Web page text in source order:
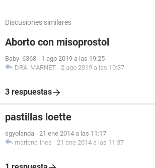
Discusiones similares
Aborto con misoprostol
Baby_6368 - 1 ago 2019 a las 19:25
DRA. MARNET - 2 ago 2019 a las 10:37
3 respuestas
pastillas loette
sgyolanda - 21 ene 2014 a las 11:17
marlene-ines - 21 ene 2014 a las 11:37